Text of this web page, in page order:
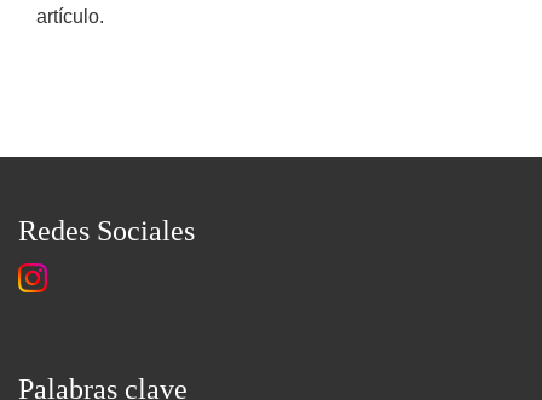
artículo.
Redes Sociales
Palabras clave